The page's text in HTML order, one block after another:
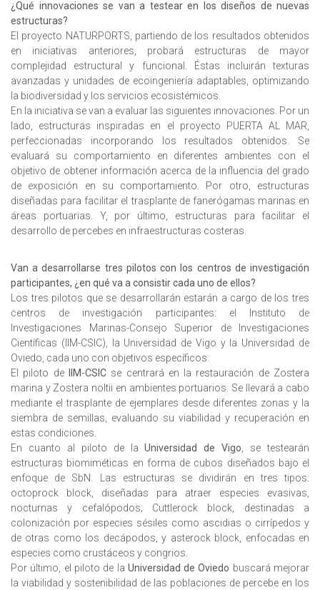
¿Qué innovaciones se van a testear en los diseños de nuevas
estructuras?
El proyecto NATURPORTS, partiendo de los resultados obtenidos
en iniciativas anteriores, probará estructuras de mayor
complejidad estructural y funcional. Éstas incluirán texturas
avanzadas y unidades de ecoingeniería adaptables, optimizando
la biodiversidad y los servicios ecosistémicos.
En la iniciativa se van a evaluar las siguientes innovaciones. Por un
lado, estructuras inspiradas en el proyecto PUERTA AL MAR,
perfeccionadas incorporando los resultados obtenidos. Se
evaluará su comportamiento en diferentes ambientes con el
objetivo de obtener información acerca de la influencia del grado
de exposición en su comportamiento. Por otro, estructuras
diseñadas para facilitar el trasplante de fanerógamas marinas en
áreas portuarias. Y, por último, estructuras para facilitar el
desarrollo de percebes en infraestructuras costeras.
Van a desarrollarse tres pilotos con los centros de investigación
participantes, ¿en qué va a consistir cada uno de ellos?
Los tres pilotos que se desarrollarán estarán a cargo de los tres
centros de investigación participantes: el Instituto de
Investigaciones Marinas-Consejo Superior de Investigaciones
Científicas (IIM-CSIC), la Universidad de Vigo y la Universidad de
Oviedo, cada uno con objetivos específicos:
El piloto de
IIM-CSICse centrará en la restauración de Zostera
marina y Zostera noltii en ambientes portuarios. Se llevará a cabo
mediante el trasplante de ejemplares desde diferentes zonas y la
siembra de semillas, evaluando su viabilidad y recuperación en
estas condiciones.
En cuanto al piloto de laUniversidad de Vigo, se testearán
estructuras biomiméticas en forma de cubos diseñados bajo el
enfoque de SbN. Las estructuras se dividirán en tres tipos:
octoprock block, diseñadas para atraer especies evasivas,
nocturnas y cefalópodos; Cuttlerock block, destinadas a
colonización por especies sésiles como ascidias o cirrípedos y
de otras como los decápodos, y asterock block, enfocadas en
especies como crustáceos y congrios.
Por último, el piloto de la Universidad de Oviedo buscará mejorar
la viabilidad y sostenibilidad de las poblaciones de percebe en los